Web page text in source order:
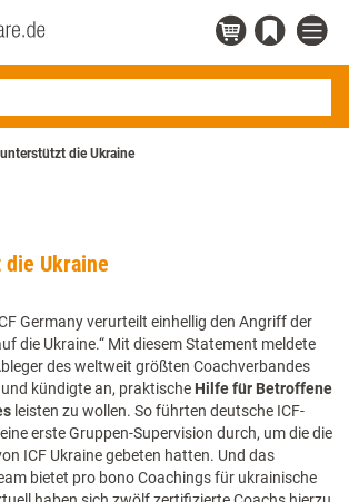
unterstützt die Ukraine
Ukraine
Germany verurteilt einhellig den Angriff der
die Ukraine.“ Mit diesem Statement meldete
des weltweit größten Coachverbandes
kündigte an, praktische Hilfe für Betroffene
leisten zu wollen. So führten deutsche ICF-
erste Gruppen-Supervision durch, um die die
ICF Ukraine gebeten hatten. Und das
bietet pro bono Coachings für ukrainische